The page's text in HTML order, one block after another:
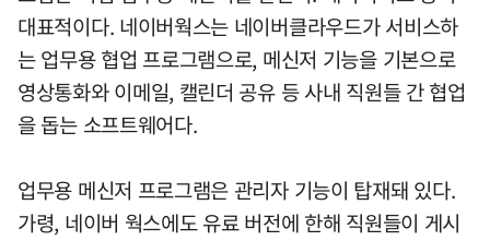
대표적이다. 네이버웍스는 네이버클라우드가 서비스하
는 업무용 협업 프로그램으로, 메신저 기능을 기본으로
영상통화와 이메일, 캘린더 공유 등 사내 직원들 간 협업
을 돕는 소프트웨어다.
업무용 메신저 프로그램은 관리자 기능이 탑재돼 있다.
가령, 네이버 웍스에도 유료 버전에 한해 직원들이 게시